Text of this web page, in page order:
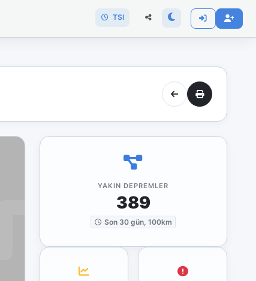
TSI
YAKIN DEPREMLER
389
Son 30 gün, 100km